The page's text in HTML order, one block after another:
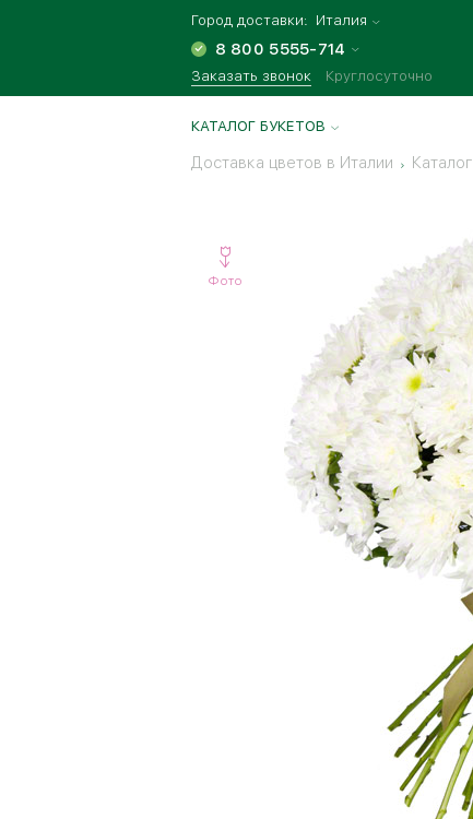
Город доставки: Италия
8 800 5555-714
Заказать звонок Круглосуточно
КАТАЛОГ БУКЕТОВ
Доставка цветов в Италии Каталог
Фото